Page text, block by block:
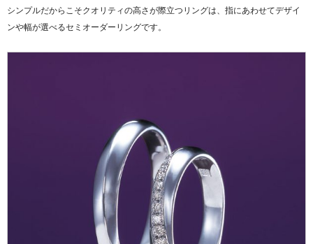
シンプルだからこそクオリティの高さが際立つリングは、指にあわせてデザイ
ンや幅が選べるセミオーダーリングです。